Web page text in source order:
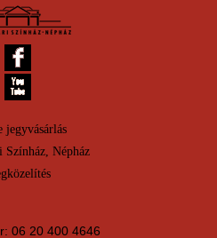
jegyvásárlás
Színház, Népház
06 20 400 4646